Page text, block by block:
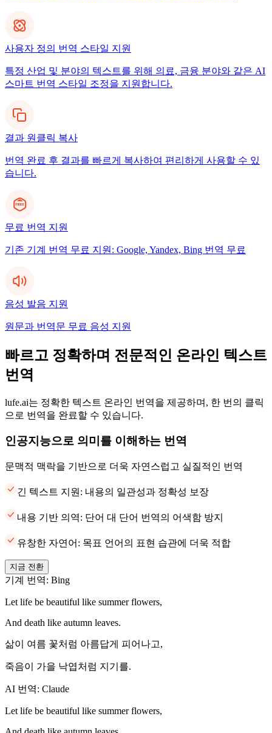
사용자 정의 번역 스타일 지원
특정 산업 및 분야의 텍스트를 위해 의료, 금융 분야와 같은 AI
스마트 번역 스타일 조정을 지원합니다.
결과 원클릭 복사
번역 완료 후 결과를 빠르게 복사하여 편리하게 사용할 수 있
습니다.
무료 번역 지원
기존 기계 번역 무료 지원: Google, Yandex, Bing 번역 무료
음성 발음 지원
원문과 번역문 무료 음성 지원
빠르고 정확하며 전문적인 온라인 텍스트
번역
lufe.ai는 정확한 텍스트 온라인 번역을 제공하며, 한 번의 클릭
으로 번역을 완료할 수 있습니다.
인공지능으로 의미를 이해하는 번역
문맥적 맥락을 기반으로 더욱 자연스럽고 실질적인 번역
긴 텍스트 지원: 내용의 일관성과 정확성 보장
내용 기반 의역: 단어 대 단어 번역의 어색함 방지
유창한 자연어: 목표 언어의 표현 습관에 더욱 적합
지금 전환
기계 번역: Bing
Let life be beautiful like summer flowers,
And death like autumn leaves.
삶이 여름 꽃처럼 아름답게 피어나고,
죽음이 가을 낙엽처럼 지기를.
AI 번역: Claude
Let life be beautiful like summer flowers,